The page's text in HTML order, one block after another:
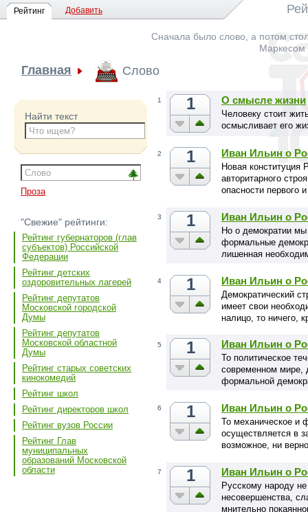
Рейтинг Добавить
Сначала было слово, а потом
Маркесом
Главная Слово
Найти текст
Проза
"Свежие" рейтинги:
Рейтинг губернаторов (глав
субъектов) Российской
Федерации
Рейтинг детских
оздоровительных лагерей
Рейтинг депутатов
Московской городской
Думы
Рейтинг депутатов
Московской областной
Думы
Рейтинг старых советских
кинокомедий
Рейтинг школ
Рейтинг директоров школ
Рейтинг вузов России
Рейтинг Глав
муниципальных
образований Московской
области
1 1 О смысле жизни
Человеку стоит
осмысливает его
2 1 Иван Ильин о
Новая конституция
авторитарного
опасности первого
3 1 Иван Ильин о
Но о демократии
формальные
лишенная
4 1 Иван Ильин о
Демократический
имеет свои
налицо, то ничего,
5 1 Иван Ильин о
То политическое
современном мире,
формальной
6 1 Иван Ильин о
То механическое и
осуществляется в
возможное, ни
7 1 Иван Ильин о
Русскому народу не
несовершенства,
мнительно